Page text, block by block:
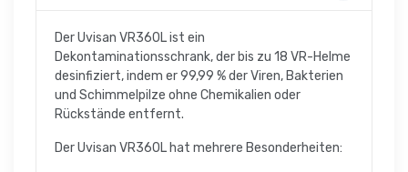
Der Uvisan VR360L ist ein
Dekontaminationsschrank, der bis zu 18 VR-Helme
desinfiziert, indem er 99,99 % der Viren, Bakterien
und Schimmelpilze ohne Chemikalien oder
Rückstände entfernt.
Der Uvisan VR360L hat mehrere Besonderheiten: